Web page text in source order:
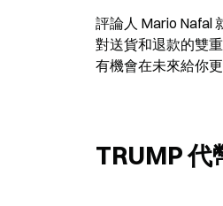
評論人 Mario Nafal
對送貨和退款的雙
有機會在未來給你
TRUMP 代